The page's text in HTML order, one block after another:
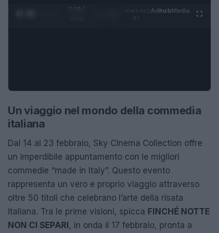
0:28 /
AdhubMedia
Un viaggio nel mondo della commedia
italiana
Dal 14 al 23 febbraio, Sky Cinema Collection offre
un imperdibile appuntamento con le migliori
commedie “made in Italy”. Questo evento
rappresenta un vero e proprio viaggio attraverso
oltre 50 titoli che celebrano l’arte della risata
italiana. Tra le prime visioni, spicca FINCHÉ NOTTE
NON CI SEPARI, in onda il 17 febbraio, pronta a